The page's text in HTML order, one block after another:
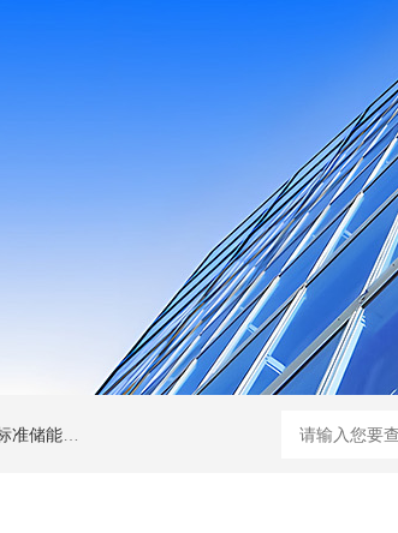
能电缆 UL758标准UL3320交联聚乙烯储能电缆